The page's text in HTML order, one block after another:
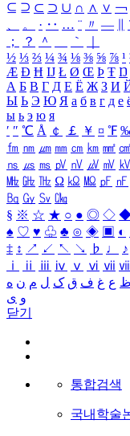
⊆ ⊇ ⊂ ⊃ ∪ ∩ ∧ ∨ ￢
、
。 · ‥ … ¨ 〃 ―
；
？ ＾ ｀
½ ⅓ ⅔ ¼ ¾ ⅛ ⅜ ⅝ ⅞ ¹
Æ Ð Ħ Ĳ Ł Ø Œ Þ Ŧ Ŋ
А Б В Г Д Е Ё Ж З И
Ы Ь Э Ю Я а б в г д е
ы ь э ю я
′ ″ ℃ Å ￠ ￡ ￥ ¤ ℉
㎙ ㎚ ㎛ ㎜ ㎝ ㎞ ㎟ ㎠
㎱ ㎲ ㎳ ㎴ ㎵ ㎶ ㎷ ㎸
㎒ ㎓ ㎔ Ω ㏀ ㏁ ㎊ ㎋
㏃ ㏉ ㏜ ㏆
§ ※ ☆ ★ ○ ● ◎ ◇
♠ ♡ ♥ ♧ ♣ ⊙ ◈ ▣ ◐
‡ ↕ ↗ ↙ ↖ ↘ ♭ ♩ ♪
ⅰ
ⅱ ⅲ ⅳ ⅴ ⅵ ⅶ
ظ ع غ ف ق ک ل م ن ه
و ی
닫기
통합검색
국내학술